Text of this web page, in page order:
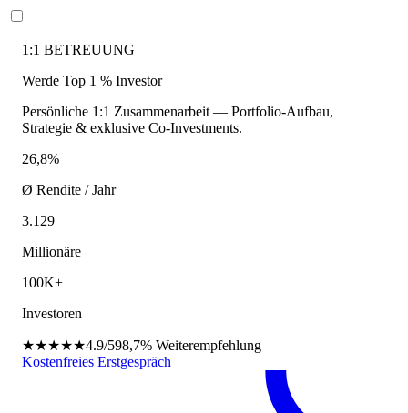
1:1 BETREUUNG
Werde Top 1 % Investor
Persönliche 1:1 Zusammenarbeit — Portfolio-Aufbau,
Strategie & exklusive Co-Investments.
26,8%
Ø Rendite / Jahr
3.129
Millionäre
100K+
Investoren
★★★★★4.9/598,7% Weiterempfehlung
Kostenfreies Erstgespräch